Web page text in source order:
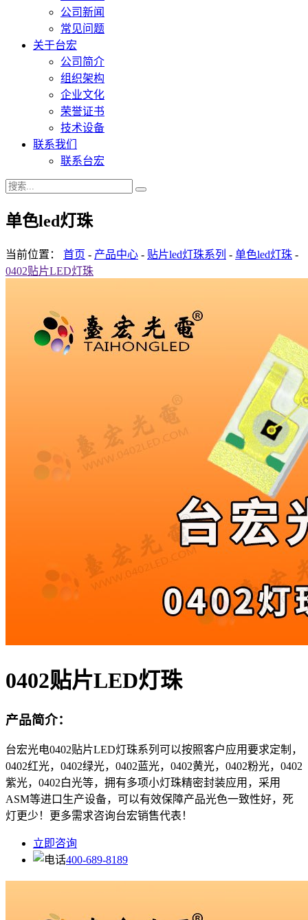
公司新闻
常见问题
关于台宏
公司简介
组织架构
企业文化
荣誉证书
技术设备
联系我们
联系台宏
单色led灯珠
当前位置： 首页 - 产品中心 - 贴片led灯珠系列 - 单色led灯珠 -
0402贴片LED灯珠
0402贴片LED灯珠
产品简介：
台宏光电0402贴片LED灯珠系列可以按照客户应用要求定制，
0402红光，0402绿光，0402蓝光，0402黄光，0402粉光，0402
紫光，0402白光等，拥有多项小灯珠精密封装应用，采用
ASM等进口生产设备，可以有效保障产品光色一致性好，死
灯更少！更多需求咨询台宏销售代表！
立即咨询
400-689-8189